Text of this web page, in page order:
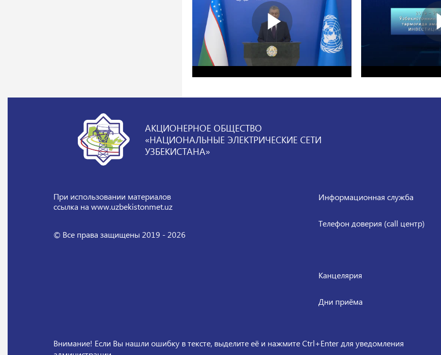
АКЦИОНЕРНОЕ ОБЩЕСТВО
«НАЦИОНАЛЬНЫЕ ЭЛЕКТРИЧЕСКИЕ СЕТИ
УЗБЕКИСТАНА»
При использовании материалов
ссылка на www.uzbekistonmet.uz
© Все права защищены 2019 - 2026
Информационная служба
Телефон доверия (call центр)
Канцелярия
Дни приёма
Внимание! Если Вы нашли ошибку в тексте, выделите её и нажмите Ctrl+Enter для уведомления